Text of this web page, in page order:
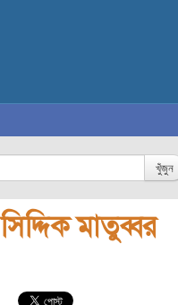
খুঁজুন
সিদ্দিক মাতুব্বর